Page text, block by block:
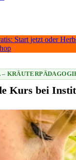
Start jetzt oder
Kurs bei
08-07 16:09:15